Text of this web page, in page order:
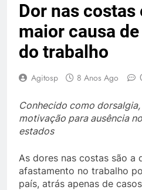
Dor nas costas
maior causa
do trabalho
Agitosp 8 Anos Ago
Conhecido como
motivação para ausência
estados
As dores nas costas são a
afastamento no trabalho
país, atrás apenas de